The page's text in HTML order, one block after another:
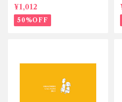
DAR 2023
¥1,012
50%OFF